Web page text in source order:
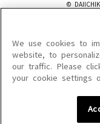
©
このサイトに掲載されている
を問わず、著作権法の定める
を禁じます。
楽曲及びコンテンツは、機種
楽曲及びコンテンツの配信日
We use cookies to
website, to
our traffic. Please
your cookie settings